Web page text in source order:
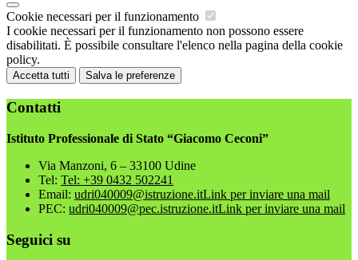
Cookie necessari per il funzionamento
I cookie necessari per il funzionamento non possono essere
disabilitati. È possibile consultare l'elenco nella pagina della cookie
policy.
Accetta tutti Salva le preferenze
Contatti
Istituto Professionale di Stato “Giacomo Ceconi”
Via Manzoni, 6 – 33100 Udine
Tel: Tel: +39 0432 502241
Email: udri040009@istruzione.itLink per inviare una mail
PEC: udri040009@pec.istruzione.itLink per inviare una mail
Seguici su